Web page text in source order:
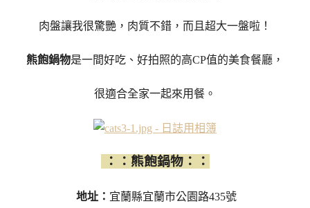
肉盤讓我很驚艷，肉質不錯，而且超大一盤啦！
熊飽鍋物是一間好吃、好拍照的高CP值的美食餐廳，
很適合全家一起來用餐。
：：熊飽鍋物：：
地址： 宜蘭縣宜蘭市公園路435號